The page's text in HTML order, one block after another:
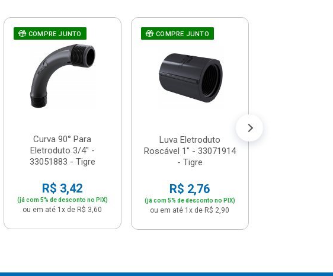
COMPRE JUNTO
Curva 90° Para
Eletroduto 3/4" -
33051883 - Tigre
R$ 3,42
(já com 5% de desconto no PIX)
ou em até 1x de R$ 3,60
COMPRE JUNTO
Luva Eletroduto
Roscável 1" - 33071914
- Tigre
R$ 2,76
(já com 5% de desconto no PIX)
ou em até 1x de R$ 2,90